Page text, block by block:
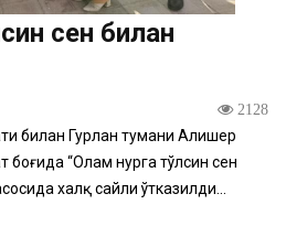
сен билан
2128
билан Гурлан тумани Алишер
боғида “Олам нурга тўлсин сен
халқ сайли ўтказилди...